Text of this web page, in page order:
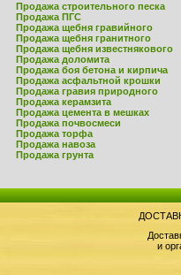
Продажа строительного песка
Продажа ПГС
Продажа щебня гравийного
Продажа щебня гранитного
Продажа щебня известнякового
Продажа доломита
Продажа боя бетона и кирпича
Продажа асфальтной крошки
Продажа гравия природного
Продажа керамзита
Продажа цемента в мешках
Продажа почвосмеси
Продажа торфа
Продажа навоза
Продажа грунта
и